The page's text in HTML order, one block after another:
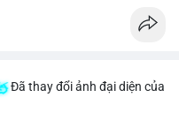
Đã thay đổi ảnh đại diện của